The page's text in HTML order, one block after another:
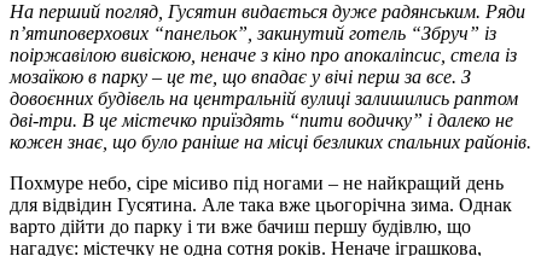
На перший погляд, Гусятин видається дуже радянським. Ряди
п’ятиповерхових “панельок”, закинутий готель “Збруч” із
поіржавілою вивіскою, неначе з кіно про апокаліпсис, стела із
мозаїкою в парку – це те, що впадає у вічі перш за все. З
довоєнних будівель на центральній вулиці залишились раптом
дві-три. В це містечко приїздять “пити водичку” і далеко не
кожен знає, що було раніше на місці безликих спальних районів.
Похмуре небо, сіре місиво під ногами – не найкращий день
для відвідин Гусятина. Але така вже цьогорічна зима. Однак
варто дійти до парку і ти вже бачиш першу будівлю, що
нагадує: містечку не одна сотня років. Неначе іграшкова,